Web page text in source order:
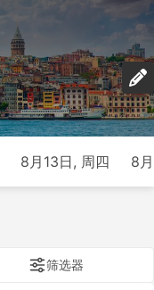
8月13日, 周四 8
筛选器